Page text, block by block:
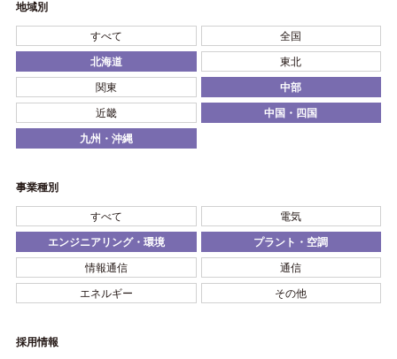
地域別
すべて 全国
北海道 東北
関東 中部
近畿 中国・四国
九州・沖縄
事業種別
すべて 電気
エンジニアリング・環境 プラント・空調
情報通信 通信
エネルギー その他
採用情報